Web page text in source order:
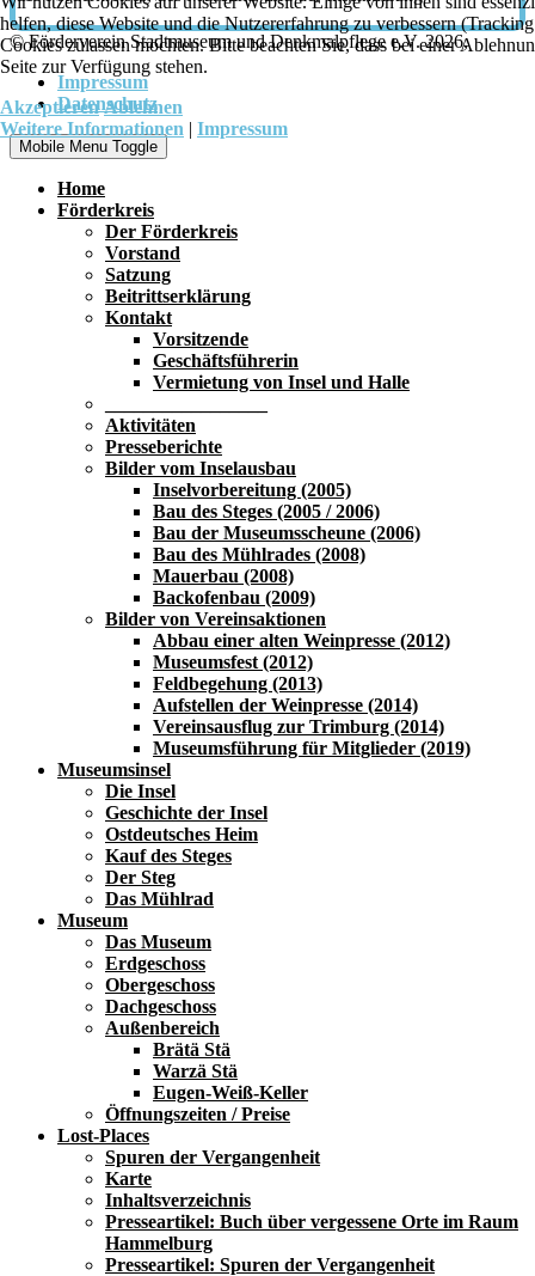
© Förderverein Stadtmuseum und Denkmalpflege e.V. 2026,
Impressum
Datenschutz
Mobile Menu Toggle
Home
Förderkreis
Der Förderkreis
Vorstand
Satzung
Beitrittserklärung
Kontakt
Vorsitzende
Geschäftsführerin
Vermietung von Insel und Halle
Aktivitäten
Presseberichte
Bilder vom Inselausbau
Inselvorbereitung (2005)
Bau des Steges (2005 / 2006)
Bau der Museumsscheune (2006)
Bau des Mühlrades (2008)
Mauerbau (2008)
Backofenbau (2009)
Bilder von Vereinsaktionen
Abbau einer alten Weinpresse (2012)
Museumsfest (2012)
Feldbegehung (2013)
Aufstellen der Weinpresse (2014)
Vereinsausflug zur Trimburg (2014)
Museumsführung für Mitglieder (2019)
Museumsinsel
Die Insel
Geschichte der Insel
Ostdeutsches Heim
Kauf des Steges
Der Steg
Das Mühlrad
Museum
Das Museum
Erdgeschoss
Obergeschoss
Dachgeschoss
Außenbereich
Brätä Stä
Warzä Stä
Eugen-Weiß-Keller
Öffnungszeiten / Preise
Lost-Places
Spuren der Vergangenheit
Karte
Inhaltsverzeichnis
Presseartikel: Buch über vergessene Orte im Raum
Hammelburg
Presseartikel: Spuren der Vergangenheit
helfen, diese Website und die Nutzererfahrung zu verbessern
Cookies zulassen möchten. Bitte beachten Sie, dass bei einer
Seite zur Verfügung stehen.
Akzeptieren Ablehnen
Weitere Informationen | Impressum